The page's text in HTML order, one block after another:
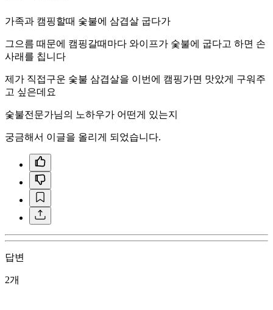
가족과 캠핑할때 숯불에 삼겹살 굽다가
그으름 때문에 캠핑갈때마다 와이프가 숯불에 굽다고 하면 손
사래를 칩니다
제가 직접구운 숯불 삼겹살을 이번에 캠핑가면 맛았게 구워주
고 싶은데요
숯불전문가님의 노하우가 어떤게 있는지
궁금해서 이글을 올리게 되었습니다.
답변
2개